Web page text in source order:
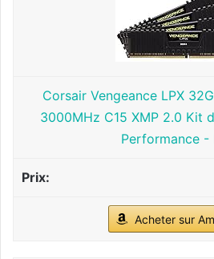
Corsair Vengeance LPX
3000MHz C15 XMP 2.0 Kit
Performance -
Acheter sur